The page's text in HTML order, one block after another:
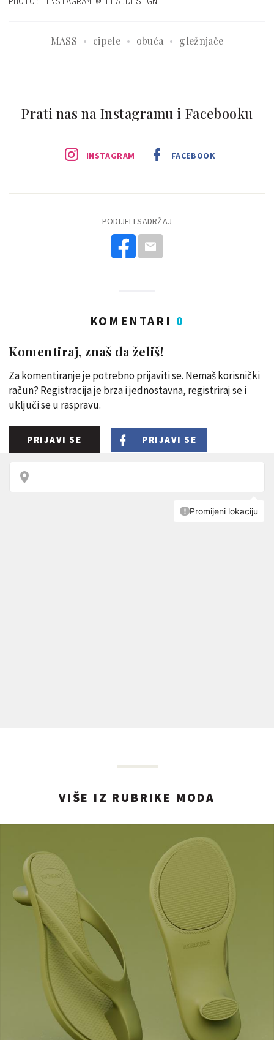
MASS cipele obuća gležnjače
Prati nas na Instagramu i Facebooku
INSTAGRAM FACEBOOK
PODIJELI SADRŽAJ
KOMENTARI 0
Komentiraj, znaš da želiš!
Za komentiranje je potrebno prijaviti se. Nemaš korisnički
račun? Registracija je brza i jednostavna, registriraj se i
uključi se u raspravu.
PRIJAVI SE PRIJAVI SE
VIŠE IZ RUBRIKE MODA